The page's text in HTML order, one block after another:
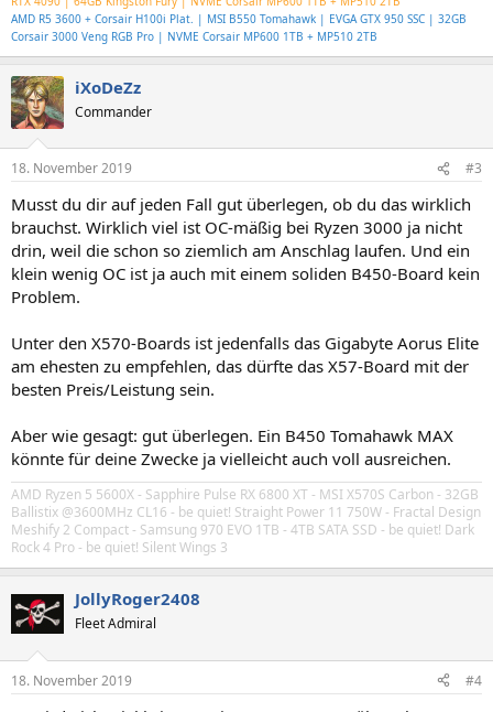
AMD R5 3600 + Corsair H100i Plat. | MSI B550 Tomahawk | EVGA GTX 950 SSC | 32GB
Corsair 3000 Veng RGB Pro | NVME Corsair MP600 1TB + MP510 2TB
iXoDeZz
Commander
18. November 2019 #3
Musst du dir auf jeden Fall gut überlegen, ob du das wirklich
brauchst. Wirklich viel ist OC-mäßig bei Ryzen 3000 ja nicht
drin, weil die schon so ziemlich am Anschlag laufen. Und ein
klein wenig OC ist ja auch mit einem soliden B450-Board kein
Problem.
Unter den X570-Boards ist jedenfalls das Gigabyte Aorus Elite
am ehesten zu empfehlen, das dürfte das X57-Board mit der
besten Preis/Leistung sein.
Aber wie gesagt: gut überlegen. Ein B450 Tomahawk MAX
könnte für deine Zwecke ja vielleicht auch voll ausreichen.
AMD Ryzen 5 5600X - Sapphire Pulse RX 6800 XT - MSI X570S Carbon - 32GB
Ballistix @3600MHz CL16 - be quiet! Straight Power 11 750W - Fractal Design
Meshify 2 Compact - Samsung 970 EVO 1TB - 4TB SATA SSD - be quiet! Dark
Rock 4 Pro - be quiet! Silent Wings 3
JollyRoger2408
Fleet Admiral
18. November 2019 #4